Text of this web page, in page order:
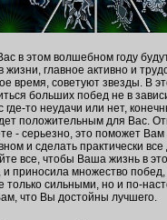
в этом волшебном году
жизни, главное активно и
время, советуют звезды. В
больших побед не в
то неудачи или нет,
положительным для Вас.
- серьезно, это поможет Вам
и сделать практически
все, чтобы Ваша жизнь в
приносила множество побед,
только сильными, но и по-
что Вы достойны лучшего.